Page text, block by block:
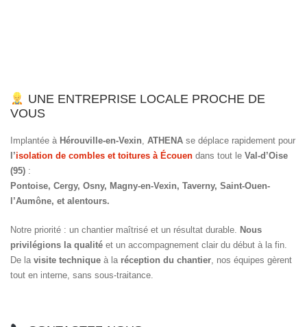
UNE ENTREPRISE LOCALE PROCHE DE
VOUS
Implantée à Hérouville-en-Vexin, ATHENA se déplace rapidement pour
l’isolation de combles et toitures à Écouen dans tout le Val-d’Oise
(95) :
Pontoise, Cergy, Osny, Magny-en-Vexin, Taverny, Saint-Ouen-
l’Aumône, et alentours.
Notre priorité : un chantier maîtrisé et un résultat durable. Nous
privilégions la qualité et un accompagnement clair du début à la fin.
De la visite technique à la réception du chantier , nos équipes gèrent
tout en interne, sans sous-traitance.